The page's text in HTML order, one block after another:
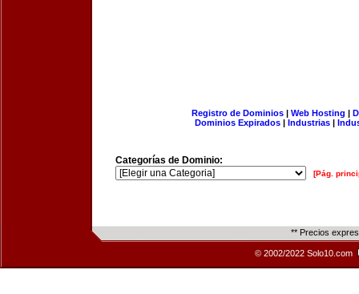
Registro de Dominios| Web Hosting |
Dominios Expirados | Industrias |
Categorías de Dominio:
[Pág.
** Precios
© 2002/2022 Solo10.com